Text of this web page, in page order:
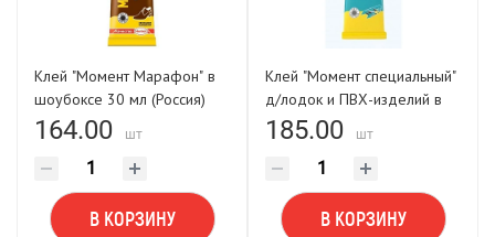
Клей "Момент Марафон" в
шоубоксе 30 мл (Россия)
164.00 шт
В КОРЗИНУ
Клей "Момент специальный"
д/лодок и ПВХ-изделий в
шоубоксе 30 мл
185.00 шт
В КОРЗИНУ